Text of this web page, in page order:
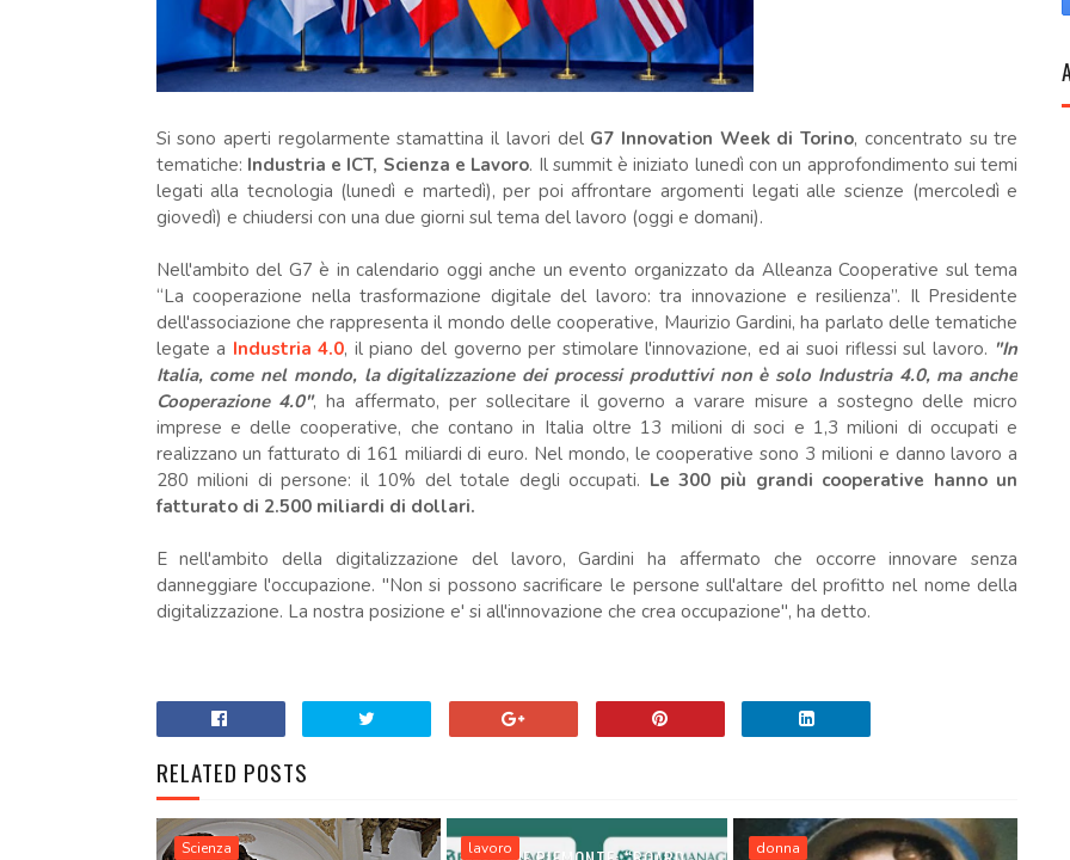
Si sono aperti regolarmente stamattina il lavori del G7 Innovation Week di Torino, concentrato su tre
tematiche: Industria e ICT, Scienza e Lavoro. Il summit è iniziato lunedì con un approfondimento sui temi
legati alla tecnologia (lunedì e martedì), per poi affrontare argomenti legati alle scienze (mercoledì e
giovedì) e chiudersi con una due giorni sul tema del lavoro (oggi e domani).
Nell'ambito del G7 è in calendario oggi anche un evento organizzato da Alleanza Cooperative sul tema
“La cooperazione nella trasformazione digitale del lavoro: tra innovazione e resilienza”. Il Presidente
dell'associazione che rappresenta il mondo delle cooperative, Maurizio Gardini, ha parlato delle tematiche
legate a Industria 4.0, il piano del governo per stimolare l'innovazione, ed ai suoi riflessi sul lavoro. "In
Italia, come nel mondo, la digitalizzazione dei processi produttivi non è solo Industria 4.0, ma anche
Cooperazione 4.0", ha affermato, per sollecitare il governo a varare misure a sostegno delle micro
imprese e delle cooperative, che contano in Italia oltre 13 milioni di soci e 1,3 milioni di occupati e
realizzano un fatturato di 161 miliardi di euro. Nel mondo, le cooperative sono 3 milioni e danno lavoro a
280 milioni di persone: il 10% del totale degli occupati. Le 300 più grandi cooperative hanno un
fatturato di 2.500 miliardi di dollari.
E nell'ambito della digitalizzazione del lavoro, Gardini ha affermato che occorre innovare senza
danneggiare l'occupazione. "Non si possono sacrificare le persone sull'altare del profitto nel nome della
digitalizzazione. La nostra posizione e' si all'innovazione che crea occupazione", ha detto.
RELATED POSTS
Scienza lavoro donna